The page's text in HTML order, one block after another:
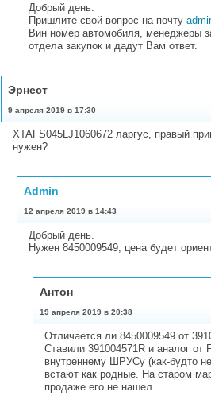
Добрый день.
Пришлите свой вопрос на почту
Вин номер автомобиля, менеджеры
отдела закупок и дадут Вам ответ.
Эрнест
9 апреля 2019 в 17:30
XTAFS045LJ1060672 ларгус, правый
нужен?
Admin
12 апреля 2019 в 14:43
Добрый день.
Нужен 8450009549, цена будет
Антон
19 апреля 2019 в 20:38
Отличается ли 8450009549 от
Ставили 391004571R и аналог от
внутреннему ШРУСу (как-будто
встают как родные. На старом
продаже его не нашел.